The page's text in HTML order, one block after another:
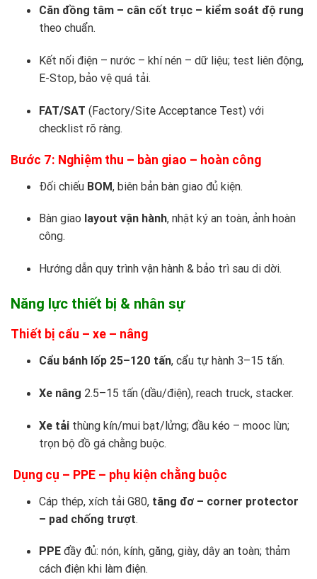
Căn đồng tâm – cân cốt trục – kiểm soát độ rung
theo chuẩn.
Kết nối điện – nước – khí nén – dữ liệu; test liên động,
E-Stop, bảo vệ quá tải.
FAT/SAT (Factory/Site Acceptance Test) với
checklist rõ ràng.
Bước 7: Nghiệm thu – bàn giao – hoàn công
Đối chiếu BOM, biên bản bàn giao đủ kiện.
Bàn giao layout vận hành, nhật ký an toàn, ảnh hoàn
công.
Hướng dẫn quy trình vận hành & bảo trì sau di dời.
Năng lực thiết bị & nhân sự
Thiết bị cẩu – xe – nâng
Cẩu bánh lốp 25–120 tấn, cẩu tự hành 3–15 tấn.
Xe nâng 2.5–15 tấn (dầu/điện), reach truck, stacker.
Xe tải thùng kín/mui bạt/lửng; đầu kéo – mooc lùn;
trọn bộ đồ gá chằng buộc.
Dụng cụ – PPE – phụ kiện chằng buộc
Cáp thép, xích tải G80, tăng đơ – corner protector
– pad chống trượt.
PPE đầy đủ: nón, kính, găng, giày, dây an toàn; thảm
cách điện khi làm điện.